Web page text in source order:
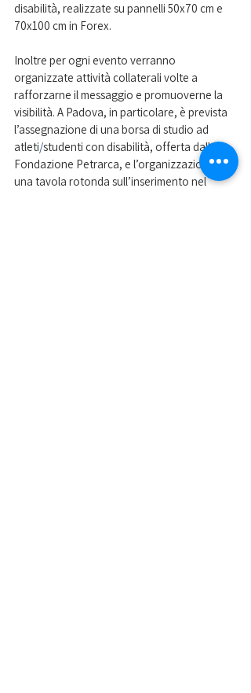
disabilità, realizzate su pannelli 50x70 cm e
70x100 cm in Forex.
Inoltre per ogni evento verranno
organizzate attività collaterali volte a
rafforzarne il messaggio e promuoverne la
visibilità. A Padova, in particolare, è prevista
l’assegnazione di una borsa di studio ad
atleti/studenti con disabilità, offerta dalla
Fondazione Petrarca, e l’organizzazione di
una tavola rotonda sull’inserimento nel